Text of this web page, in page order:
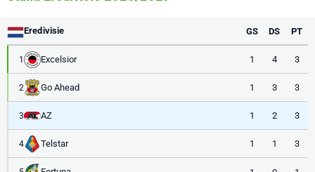
Eredivisie GS DS PT
1 Excelsior 1 4 3
2 Go Ahead 1 3 3
3 AZ 1 2 3
4 Telstar 1 1 3